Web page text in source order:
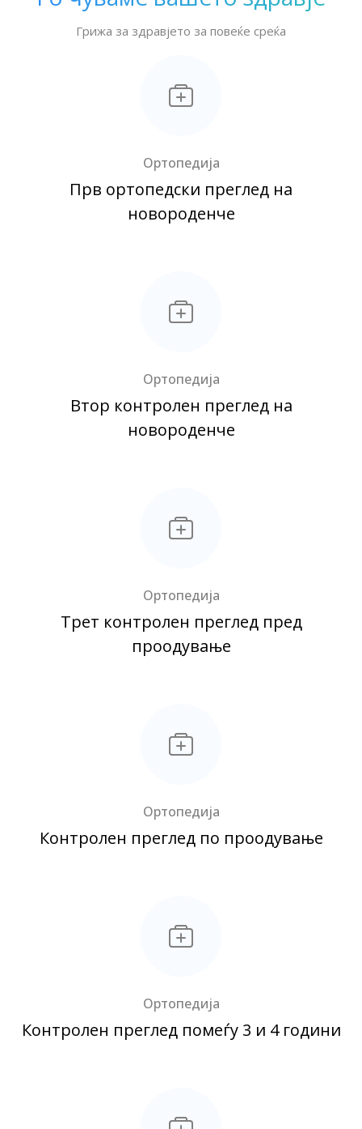
Грижа за здравјето за повеќе среќа
Ортопедија
Прв ортопедски преглед на
новороденче
Ортопедија
Втор контролен преглед на
новороденче
Ортопедија
Трет контролен преглед пред
проодување
Ортопедија
Контролен преглед по проодување
Ортопедија
Контролен преглед помеѓу 3 и 4 години